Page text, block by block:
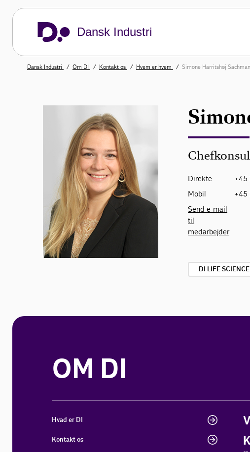
Dansk Industri
Dansk Industri Om DI Kontakt os Hvem er hvem Simone Harritshøj
Direkte
+45
Mobil
+45
Send e-mail
til
medarbejder
DI LIFE SCIENCE
OM DI
Hvad er DI
Kontakt os